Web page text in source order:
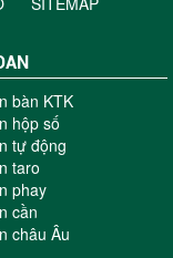
bàn KTK
hộp số
tự động
taro
phay
cần
châu Âu